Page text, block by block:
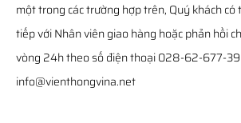
một trong các trường hợp trên, Quý khách
tiếp với Nhân viên giao hàng hoặc phản hồi
vòng 24h theo số điện thoại 028-62-677-
info@vienthongvina.net